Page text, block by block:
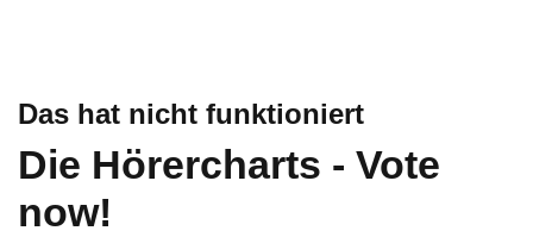
Das hat nicht funktioniert
Die Hörercharts - Vote
now!